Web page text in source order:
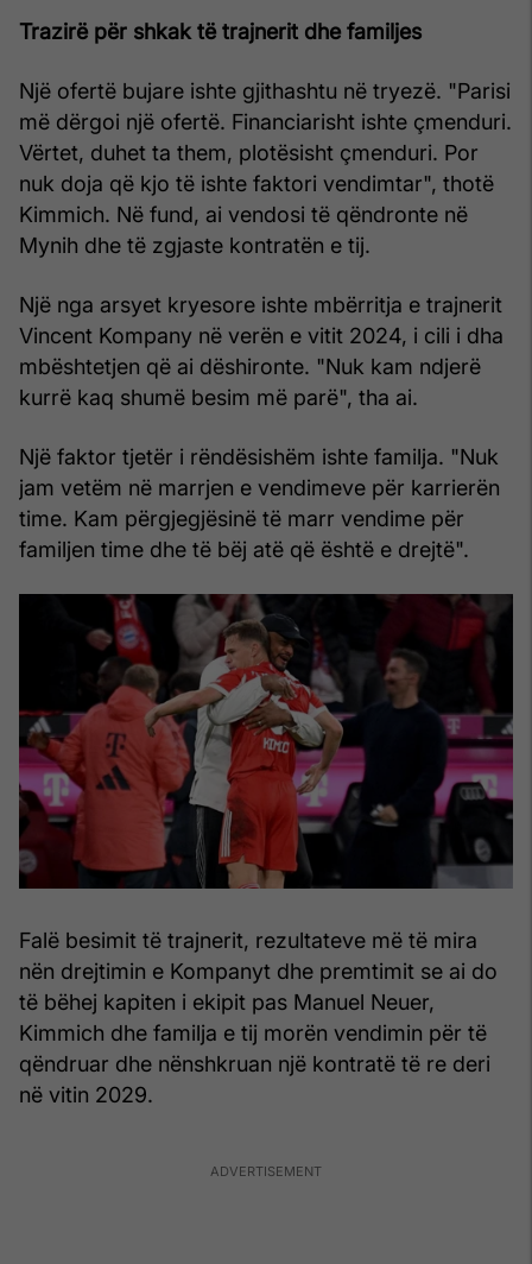
Trazirë për shkak të trajnerit dhe familjes
Një ofertë bujare ishte gjithashtu në tryezë. "Parisi
më dërgoi një ofertë. Financiarisht ishte çmenduri.
Vërtet, duhet ta them, plotësisht çmenduri. Por
nuk doja që kjo të ishte faktori vendimtar", thotë
Kimmich. Në fund, ai vendosi të qëndronte në
Mynih dhe të zgjaste kontratën e tij.
Një nga arsyet kryesore ishte mbërritja e trajnerit
Vincent Kompany në verën e vitit 2024, i cili i dha
mbështetjen që ai dëshironte. "Nuk kam ndjerë
kurrë kaq shumë besim më parë", tha ai.
Një faktor tjetër i rëndësishëm ishte familja. "Nuk
jam vetëm në marrjen e vendimeve për karrierën
time. Kam përgjegjësinë të marr vendime për
familjen time dhe të bëj atë që është e drejtë".
Falë besimit të trajnerit, rezultateve më të mira
nën drejtimin e Kompanyt dhe premtimit se ai do
të bëhej kapiten i ekipit pas Manuel Neuer,
Kimmich dhe familja e tij morën vendimin për të
qëndruar dhe nënshkruan një kontratë të re deri
në vitin 2029.